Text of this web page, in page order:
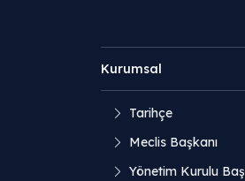
Kurumsal
Tarihçe
Meclis Başkanı
Yönetim Kurulu